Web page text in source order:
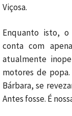
Viçosa.
Enquanto isto, o
conta com
atualmente
motores de
Bárbara, se
Antes fosse. É